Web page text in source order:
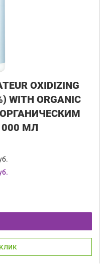
OXIDIZING
WITH ORGANIC
МЛ